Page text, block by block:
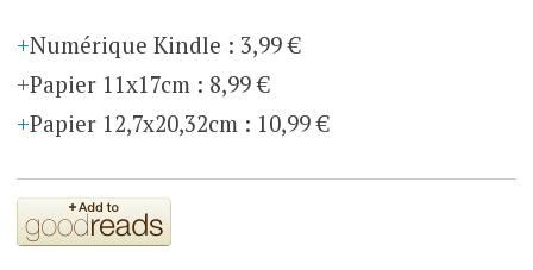
Numérique Kindle : 3,99 €
Papier 11x17cm: 8,99 €
Papier 12,7x20,32cm: 10,99 €